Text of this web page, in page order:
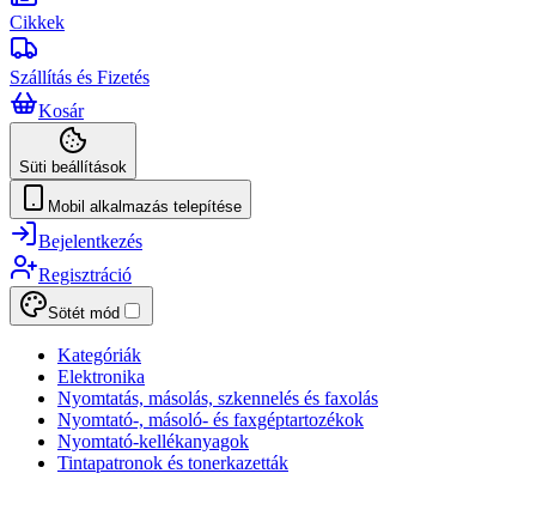
Cikkek
Szállítás és Fizetés
Kosár
Süti beállítások
Mobil alkalmazás telepítése
Bejelentkezés
Regisztráció
Sötét mód
Kategóriák
Elektronika
Nyomtatás, másolás, szkennelés és faxolás
Nyomtató-, másoló- és faxgéptartozékok
Nyomtató-kellékanyagok
Tintapatronok és tonerkazetták